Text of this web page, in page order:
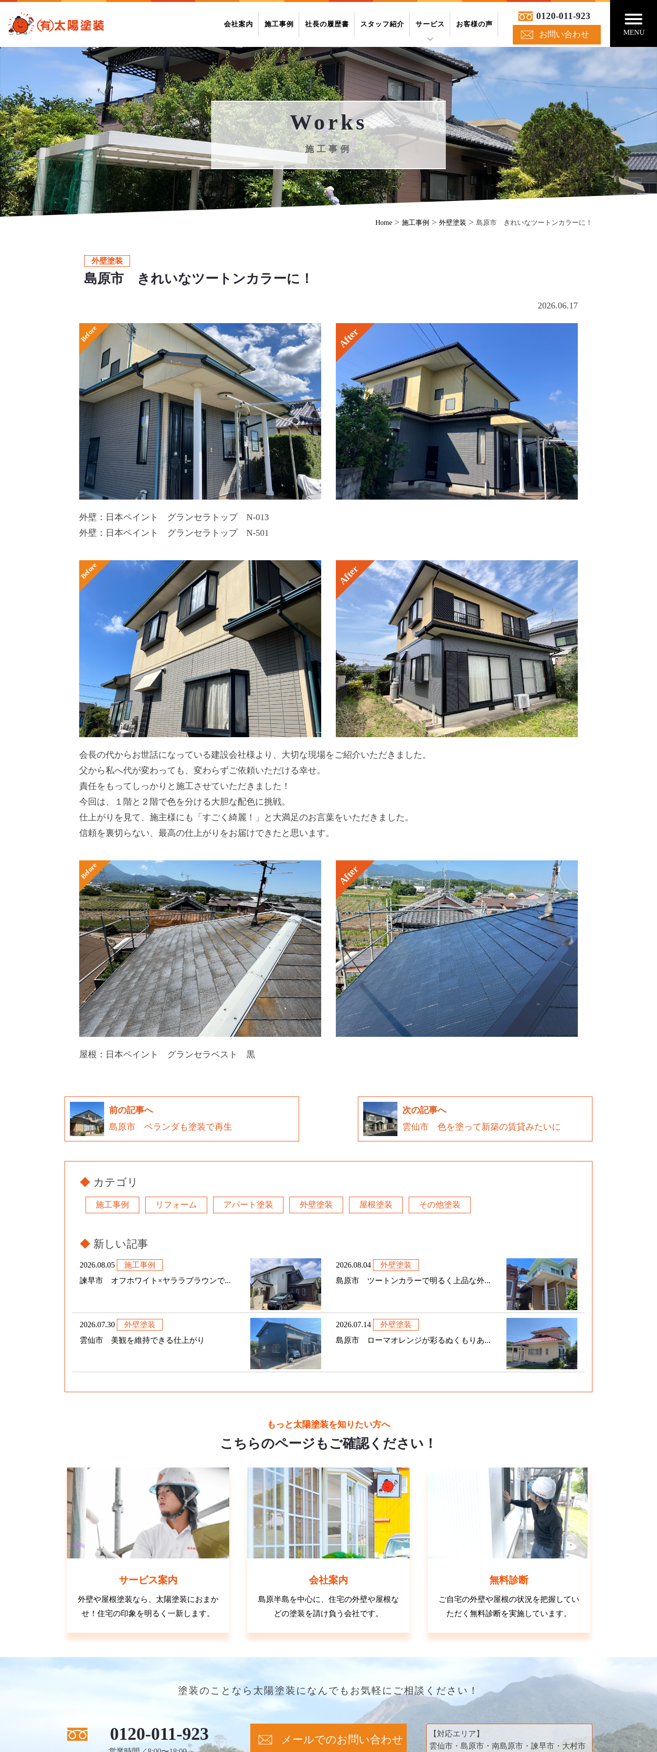
会社案内 施工事例 社長の履歴書 スタッフ紹介 サービス お客様の声
0120-011-923
お問い合わせ MENU
Works
施工事例
Home > 施工事例 > 外壁塗装 > 島原市 きれいなツートンカラーに！
外壁塗装
島原市 きれいなツートンカラーに！
2026.06.17
Before After
外壁：日本ペイント グランセラトップ N-013
外壁：日本ペイント グランセラトップ N-501
Before After
会長の代からお世話になっている建設会社様より、大切な現場をご紹介いただきました。
父から私へ代が変わっても、変わらずご依頼いただける幸せ。
責任をもってしっかりと施工させていただきました！
今回は、１階と２階で色を分ける大胆な配色に挑戦。
仕上がりを見て、施主様にも「すごく綺麗！」と大満足のお言葉をいただきました。
信頼を裏切らない、最高の仕上がりをお届けできたと思います。
Before After
屋根：日本ペイント グランセラベスト 黒
前の記事へ
島原市 ベランダも塗装で再生
次の記事へ
雲仙市 色を塗って新築の賃貸みたいに
カテゴリ
施工事例 リフォーム アパート塗装 外壁塗装 屋根塗装 その他塗装
新しい記事
2026.08.05
施工事例
諫早市 オフホワイト×ヤララブラウンで...
2026.08.04
外壁塗装
島原市 ツートンカラーで明るく上品な外...
2026.07.30
外壁塗装
雲仙市 美観を維持できる仕上がり
2026.07.14
外壁塗装
島原市 ローマオレンジが彩るぬくもりあ...
もっと太陽塗装を知りたい方へ
こちらのページもご確認ください！
サービス案内
外壁や屋根塗装なら、太陽塗装におまか
せ！住宅の印象を明るく一新します。
会社案内
島原半島を中心に、住宅の外壁や屋根な
どの塗装を請け負う会社です。
無料診断
ご自宅の外壁や屋根の状況を把握してい
ただく無料診断を実施しています。
塗装のことなら太陽塗装になんでもお気軽にご相談ください！
0120-011-923 メールでのお問い合わせ
【対応エリア】
雲仙市・島原市・南島原市・諫早市・大村市